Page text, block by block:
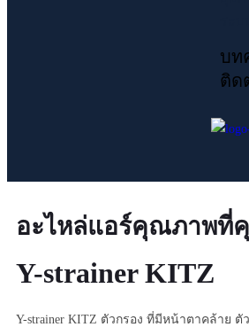
บท
ติด
อะไหล่แอร์คุณภาพที่
Y-strainer KITZ
Y-strainer KITZ ตัวกรอง ที่มีหน้าตาคล้าย